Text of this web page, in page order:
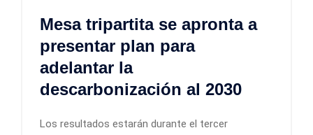
Mesa tripartita se apronta a
presentar plan para
adelantar la
descarbonización al 2030
Los resultados estarán durante el tercer